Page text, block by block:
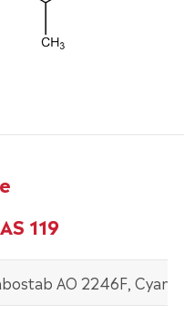
119
AO 2246F,